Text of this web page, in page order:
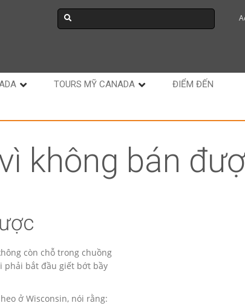
TOURS MỸ CANADA ĐIỂM ĐẾN
không bán
còn chỗ trong chuồng
phải bắt đầu giết bớt bầy
ở Wisconsin, nói rằng: